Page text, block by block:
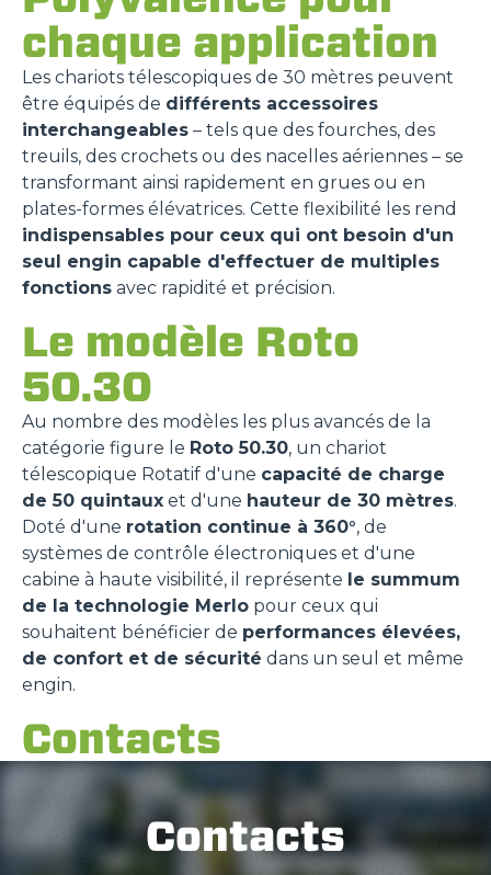
chaque application
Les chariots télescopiques de 30 mètres peuvent
être équipés de différents accessoires
interchangeables – tels que des fourches, des
treuils, des crochets ou des nacelles aériennes – se
transformant ainsi rapidement en grues ou en
plates-formes élévatrices. Cette flexibilité les rend
indispensables pour ceux qui ont besoin d'un
seul engin capable d'effectuer de multiples
fonctions avec rapidité et précision.
Le modèle Roto
50.30
Au nombre des modèles les plus avancés de la
catégorie figure le Roto 50.30, un chariot
télescopique Rotatif d'une capacité de charge
de 50 quintaux et d'une hauteur de 30 mètres.
Doté d'une rotation continue à 360°, de
systèmes de contrôle électroniques et d'une
cabine à haute visibilité, il représente le summum
de la technologie Merlo pour ceux qui
souhaitent bénéficier de performances élevées,
de confort et de sécurité dans un seul et même
engin.
Contacts
Contacts